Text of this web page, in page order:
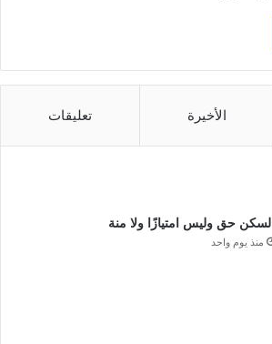
الأخيرة تعليقات
السكن حق وليس امتيازًا ولا منة
منذ يوم واحد